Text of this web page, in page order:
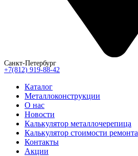
Санкт-Петербург
+7(812) 919-88-42
Каталог
Металлоконструкции
О нас
Новости
Калькулятор металлочерепица
Калькулятор стоимости ремонта
Контакты
Акции